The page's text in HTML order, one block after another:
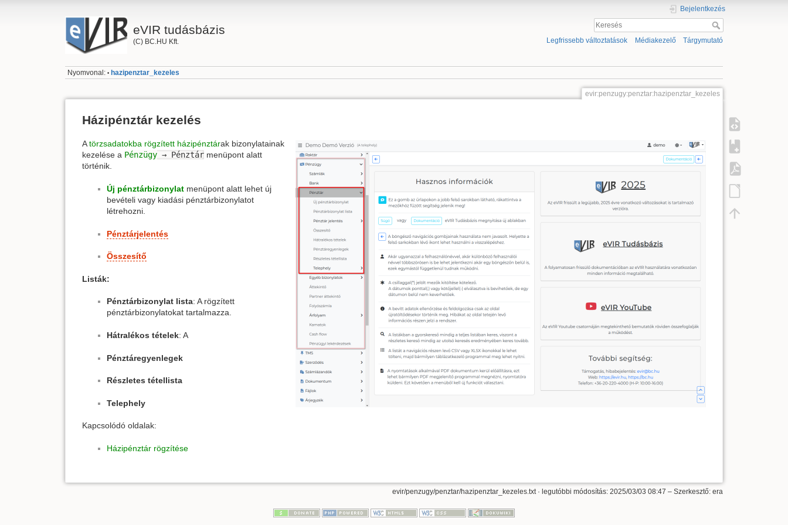
eVIR tudásbázis
(C) BC.HU Kft.
Bejelentkezés
Legfrissebb változtatások Médiakezelő Tárgymutató
Nyomvonal: • hazipenztar_kezeles
evir:penzugy:penztar:hazipenztar_kezeles
Házipénztár kezelés
Atörzsadatokba rögzített házipénztárak bizonylatainak
kezelése a Pénzügy → Pénztár menüpont alatt
történik.
Új pénztárbizonylat menüpont alatt lehet új
bevételi vagy kiadási pénztárbizonylatot
létrehozni.
Pénztárjelentés
Összesítő
Listák:
Pénztárbizonylat lista: A rögzített
pénztárbizonylatokat tartalmazza.
Hátralékos tételek: A
Pénztáregyenlegek
Részletes tétellista
Telephely
Kapcsolódó oldalak:
Házipénztár rögzítése
evir/penzugy/penztar/hazipenztar_kezeles.txt· legutóbbi módosítás: 2025/03/03 08:47 – Szerkesztő: era